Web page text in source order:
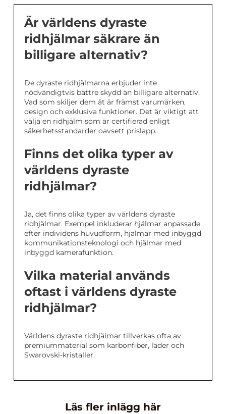
Är världens dyraste
ridhjälmar säkrare än
billigare alternativ?
De dyraste ridhjälmarna erbjuder inte
nödvändigtvis bättre skydd än billigare alternativ.
Vad som skiljer dem åt är främst varumärken,
design och exklusiva funktioner. Det är viktigt att
välja en ridhjälm som är certifierad enligt
säkerhetsstandarder oavsett prislapp.
Finns det olika typer av
världens dyraste
ridhjälmar?
Ja, det finns olika typer av världens dyraste
ridhjälmar. Exempel inkluderar hjälmar anpassade
efter individens huvudform, hjälmar med inbyggd
kommunikationsteknologi och hjälmar med
inbyggd kamerafunktion.
Vilka material används
oftast i världens dyraste
ridhjälmar?
Världens dyraste ridhjälmar tillverkas ofta av
premiummaterial som karbonfiber, läder och
Swarovski-kristaller.
Läs fler inlägg här